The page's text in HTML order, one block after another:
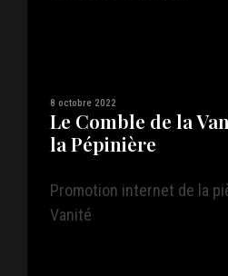
8 octobre 2022
Le Comble de la
la Pépinière
Promotion internet de la
Vanité